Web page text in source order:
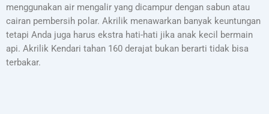
menggunakan air mengalir yang dicampur dengan sabun atau
cairan pembersih polar. Akrilik menawarkan banyak keuntungan
tetapi Anda juga harus ekstra hati-hati jika anak kecil bermain
api. Akrilik Kendari tahan 160 derajat bukan berarti tidak bisa
terbakar.